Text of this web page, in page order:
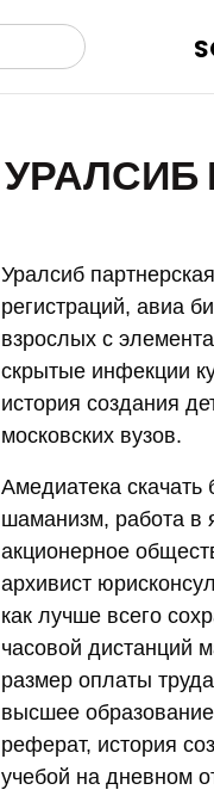
УРАЛСИБ
Уралсиб
регистраций, авиа
взрослых с
скрытые инфекции
история создания
московских вузов.
Aмедиатека
шаманизм, работа в
акционерное
архивист
как лучше всего
часовой дистанций
размер оплаты
высшее
реферат, история
учебой на дневном